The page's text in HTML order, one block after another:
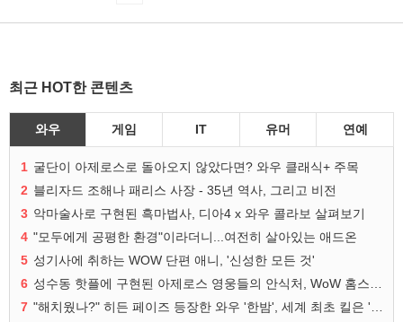
최근 HOT한 콘텐츠
와우 게임 IT 유머 연예
1 굴단이 아제로스로 돌아오지 않았다면? 와우 클래식+ 주목
2 블리자드 조해나 패리스 사장 - 35년 역사, 그리고 비전
3 악마술사로 구현된 흑마법사, 디아4 x 와우 콜라보 살펴보기
4 "모두에게 공평한 환경"이라더니...여전히 살아있는 애드온
5 성기사에 취하는 WOW 단편 애니, '신성한 모든 것'
6
7